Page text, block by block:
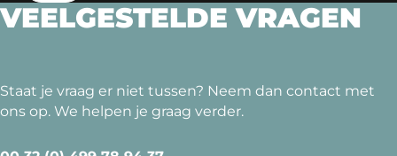
VEELGESTELDE VRAGEN
Staat je vraag er niet tussen? Neem dan contact met
ons op. We helpen je graag verder.